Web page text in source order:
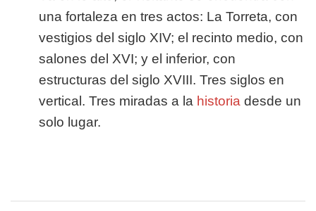
una fortaleza en tres actos: La Torreta, con
vestigios del siglo XIV; el recinto medio, con
salones del XVI; y el inferior, con
estructuras del siglo XVIII. Tres siglos en
vertical. Tres miradas a la historia desde un
solo lugar.